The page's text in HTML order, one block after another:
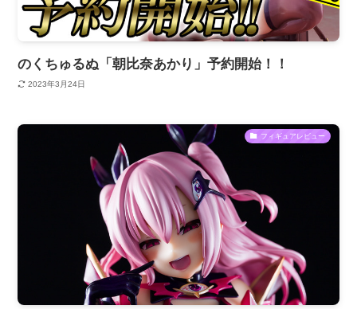
のくちゅるぬ「朝比奈あかり」予約開始！！
2023年3月24日
フィギュアレビュー